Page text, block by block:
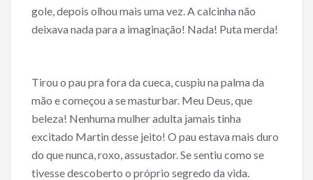
gole, depois olhou mais uma vez. A calcinha não
deixava nada para a imaginação! Nada! Puta merda!
Tirou o pau pra fora da cueca, cuspiu na palma da
mão e começou a se masturbar. Meu Deus, que
beleza! Nenhuma mulher adulta jamais tinha
excitado Martin desse jeito! O pau estava mais duro
do que nunca, roxo, assustador. Se sentiu como se
tivesse descoberto o próprio segredo da vida.